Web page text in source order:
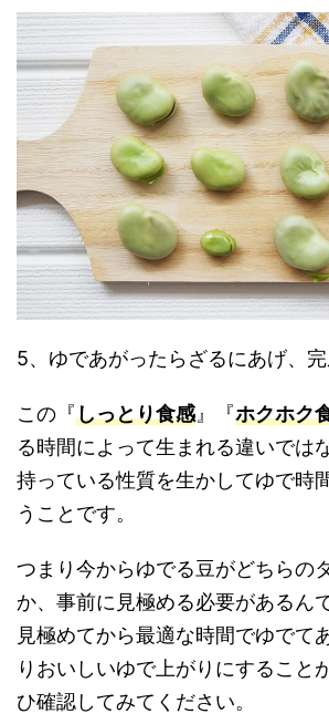
5、ゆであがったらざるにあげ、完
この『しっとり食感 』『ホクホク
る時間によって生まれる違いでは
持っている性質を生かしてゆで時
うことです。
つまり今からゆでる豆がどちらの
か、事前に見極める必要があるんで
見極めてから最適な時間でゆでて
りおいしいゆで上がりにすること
ひ確認してみてください。